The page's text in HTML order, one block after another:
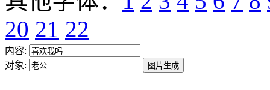
20 21 22
内容:
对象: